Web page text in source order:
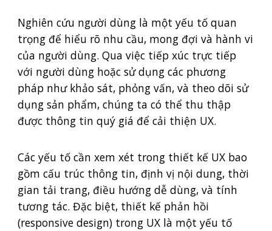
Nghiên cứu người dùng là một yếu tố quan
trọng để hiểu rõ nhu cầu, mong đợi và hành vi
của người dùng. Qua việc tiếp xúc trực tiếp
với người dùng hoặc sử dụng các phương
pháp như khảo sát, phỏng vấn, và theo dõi sử
dụng sản phẩm, chúng ta có thể thu thập
được thông tin quý giá để cải thiện UX.
Các yếu tố cần xem xét trong thiết kế UX bao
gồm cấu trúc thông tin, định vị nội dung, thời
gian tải trang, điều hướng dễ dùng, và tính
tương tác. Đặc biệt, thiết kế phản hồi
(responsive design) trong UX là một yếu tố